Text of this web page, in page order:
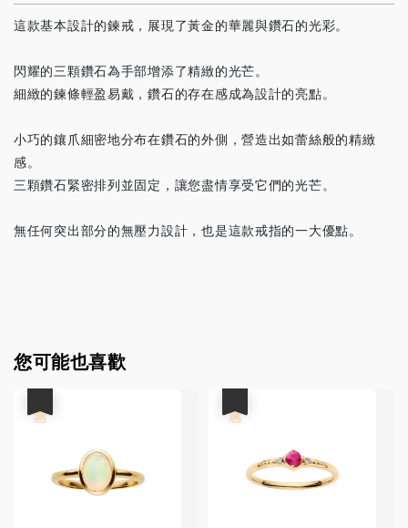
這款基本設計的鍊戒，展現了黃金的華麗與鑽石的光彩。
閃耀的三顆鑽石為手部增添了精緻的光芒。
細緻的鍊條輕盈易戴，鑽石的存在感成為設計的亮點。
小巧的鑲爪細密地分布在鑽石的外側，營造出如蕾絲般的精緻
感。
三顆鑽石緊密排列並固定，讓您盡情享受它們的光芒。
無任何突出部分的無壓力設計，也是這款戒指的一大優點。
您可能也喜歡